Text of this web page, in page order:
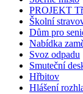
PROJEKT
Školní
Dům pro
Nabídka
Svoz odpadu
Smuteční
Hřbitov
Hlášení